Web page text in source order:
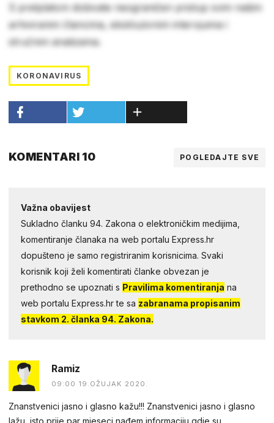
S pretplatom dobivate neograničen pristup svim našim
arhiviranim člancima, ekskluzivnim intervjuima i
stručnim analizama.
KORONAVIRUS
KOMENTARI 10 POGLEDAJTE SVE
Važna obavijest
Sukladno članku 94. Zakona o elektroničkim medijima,
komentiranje članaka na web portalu Express.hr
dopušteno je samo registriranim korisnicima. Svaki
korisnik koji želi komentirati članke obvezan je
prethodno se upoznati s Pravilima komentiranja na
web portalu Express.hr te sa zabranama propisanim
stavkom 2. članka 94. Zakona.
Ramiz
09:00 19.OŽUJAK 2020.
Znanstvenici jasno i glasno kažu!!! Znanstvenici jasno i glasno
lažu, isto prije par mjeseci nađem informaciju gdje su